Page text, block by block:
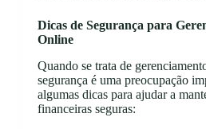
Dicas de Segurança para
Online
Quando se trata de
segurança é uma preocupação
algumas dicas para ajudar a
financeiras seguras: